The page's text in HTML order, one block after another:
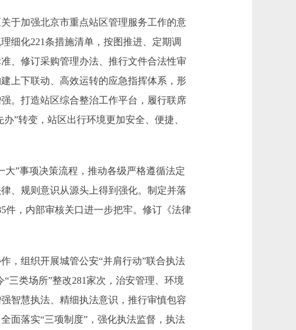
于加强北京市重点站区管理服务工作的意
细化221条措施清单，按图推进、定期调
、修订采购管理办法、推行文件合法性审
上下联动、高效运转的应急指挥体系，形
。打造站区综合整治工作平台，履行联席
”转变，站区出行环境更加安全、便捷、
”事项决策流程，推动各级严格遵循法定
、规则意识从源头上得到强化。制定并落
件，内部审核关口进一步把牢。修订《法律
组织开展城管公安“并肩行动”联合执法
三类场所”整改281家次，治安管理、环境
智慧执法、精细执法意识，推行审慎包容
面落实“三项制度”，强化执法监督，执法